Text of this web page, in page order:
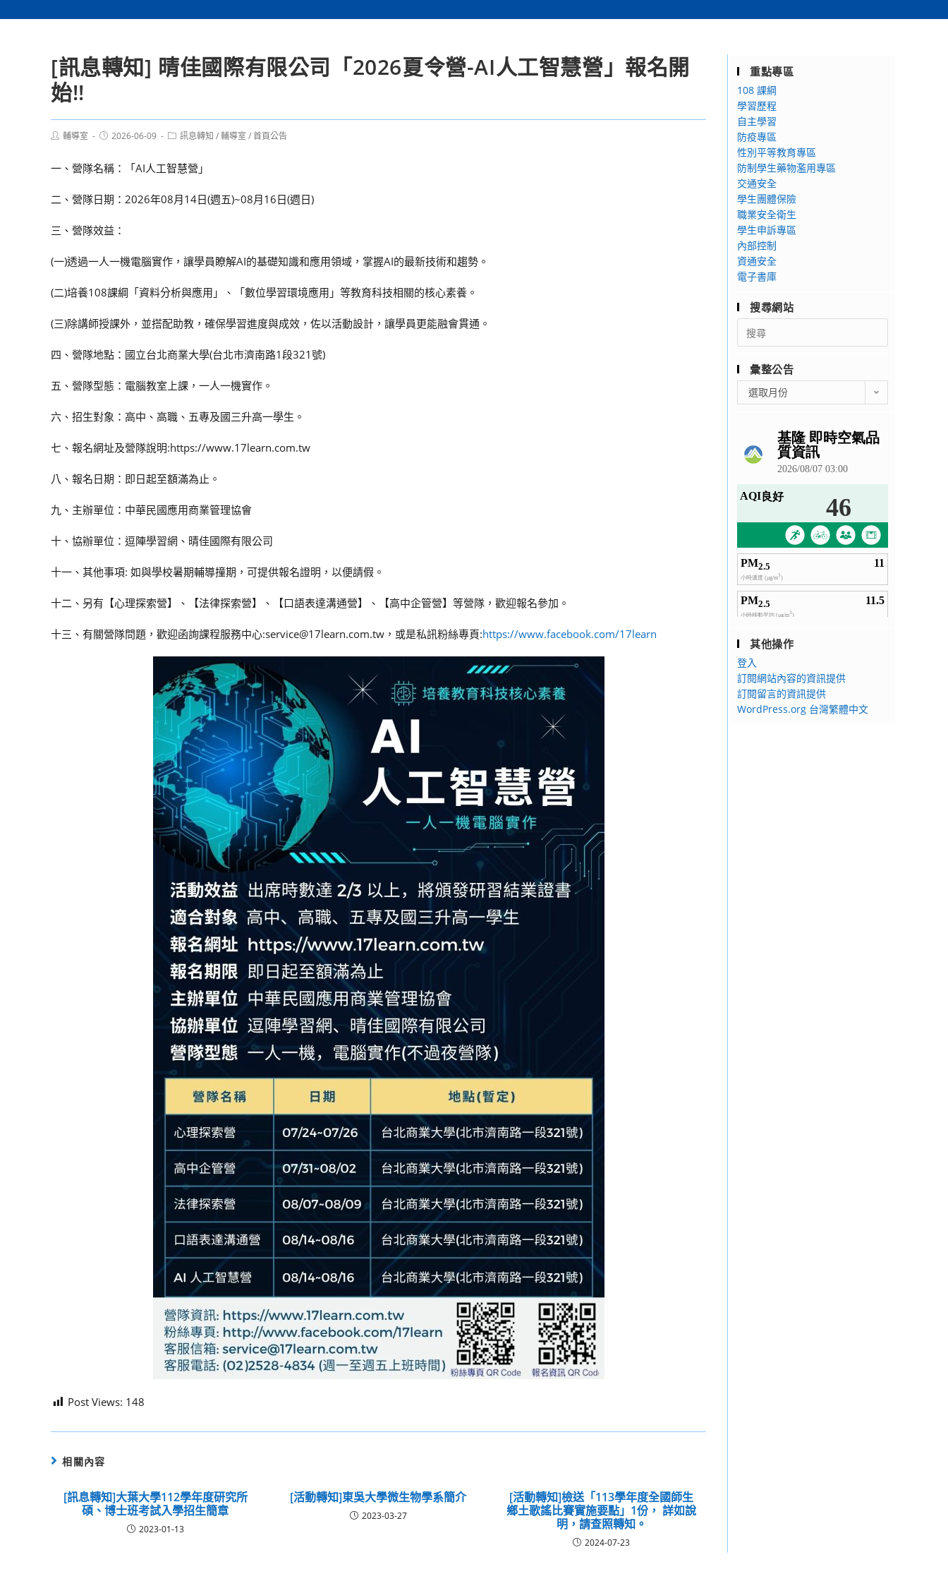
[訊息轉知] 晴佳國際有限公司「2026夏令營-AI人工智慧營」報名開
始!!
Post輔導室
Post2026-06-09
Post訊息轉知 /輔導室 /首頁公告
一、營隊名稱：「AI人工智慧營」
二、營隊日期：2026年08月14日(週五)~08月16日(週日)
三、營隊效益：
(一)透過一人一機電腦實作，讓學員瞭解AI的基礎知識和應用領域，掌握AI的最新技術和趨勢。
(二)培養108課綱「資料分析與應用」、「數位學習環境應用」等教育科技相關的核心素養。
(三)除講師授課外，並搭配助教，確保學習進度與成效，佐以活動設計，讓學員更能融會貫通。
四、營隊地點：國立台北商業大學(台北市濟南路1段321號)
五、營隊型態：電腦教室上課，一人一機實作。
六、招生對象：高中、高職、五專及國三升高一學生。
七、報名網址及營隊說明:https://www.17learn.com.tw
八、報名日期：即日起至額滿為止。
九、主辦單位：中華民國應用商業管理協會
十、協辦單位：逗陣學習網、晴佳國際有限公司
十一、其他事項: 如與學校暑期輔導撞期，可提供報名證明，以便請假。
十二、另有【心理探索營】、【法律探索營】、【口語表達溝通營】、【高中企管營】等營隊，歡迎報名參加。
十三、有關營隊問題，歡迎函詢課程服務中心:service@17learn.com.tw，或是私訊粉絲專頁:https://www.facebook.com/17learn
Post Views: 148
相關內容
[訊息轉知]大葉大學112學年度研究所
碩、博士班考試入學招生簡章
2023-01-13
[活動轉知]東吳大學微生物學系簡介
2023-03-27
[活動轉知]檢送「113學年度全國師生
鄉土歌謠比賽實施要點」1份， 詳如說
明，請查照轉知。
2024-07-23
重點專區
108 課綱
學習歷程
自主學習
防疫專區
性別平等教育專區
防制學生藥物濫用專區
交通安全
學生團體保險
職業安全衛生
學生申訴專區
內部控制
資通安全
電子書庫
搜尋網站
Search
for:
彙整公告
整
選取月份
其他操作
登入
訂閱網站內容的資訊提供
訂閱留言的資訊提供
WordPress.org 台灣繁體中文